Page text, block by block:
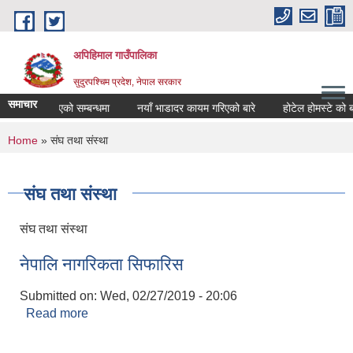
Skip to main content
अपिहिमाल गाउँपालिका
सुदुरपश्चिम प्रदेश, नेपाल सरकार
समाचारगरिएको सम्बन्धमा नयाँ भाडादर कायम गरिएको बारे होटेल होमस्टे को
You are here
Home » संघ तथा संस्था
संघ तथा संस्था
संघ तथा संस्था
नेपालि नागरिकता सिफारिस
Submitted on: Wed, 02/27/2019 - 20:06
Read more